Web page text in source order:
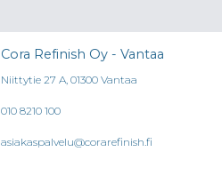
Cora Refinish Oy - Vantaa
Niittytie 27 A, 01300 Vantaa
010 8210 100
asiakaspalvelu@corarefinish.fi